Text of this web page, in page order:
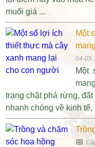
muối giá ...
Một
04-05
Một
trạng chặt phá rừng,
nhanh chóng về kinh
📅